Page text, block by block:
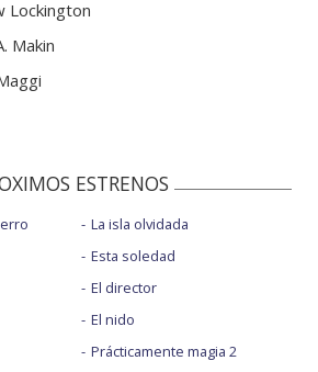
Lockington
Makin
ESTRENOS
La isla olvidada
Esta soledad
El director
El nido
Prácticamente magia 2